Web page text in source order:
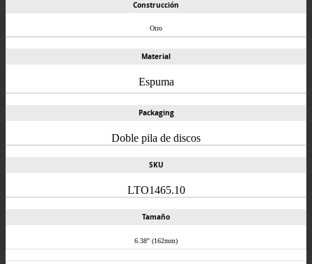
Construcción
Otro
Material
Espuma
Packaging
Doble pila de discos
SKU
LTO1465.10
Tamaño
6.38″ (162mm)